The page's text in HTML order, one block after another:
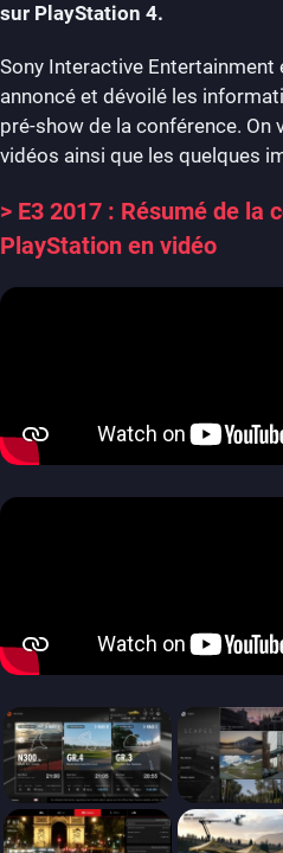
sur PlayStation 4.
Sony Interactive
annoncé et dévoilé les
pré-show de la conférence. On
vidéos ainsi que les quelques
> E3 2017 : Résumé de la
PlayStation en vidéo